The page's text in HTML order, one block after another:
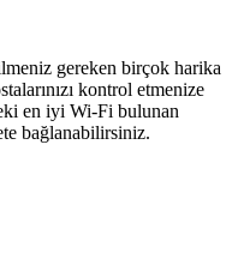
gereken birçok harika
kontrol etmenize
en iyi Wi-Fi bulunan
bağlanabilirsiniz.